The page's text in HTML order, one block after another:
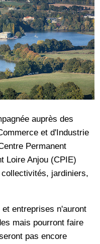
auprès des
et d'Industrie
Permanent
Loire Anjou (CPIE)
jardiniers,
entreprises n'auront
mais pourront faire
pas encore